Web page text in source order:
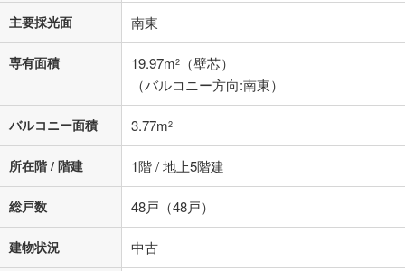
主要採光面 南東
専有面積 19.97m2
（壁芯）
（バルコニー方向:南東）
バルコニー面積 3.77m2
所在階 / 階建 1階 / 地上5階建
総戸数 48戸（48戸）
建物状況 中古